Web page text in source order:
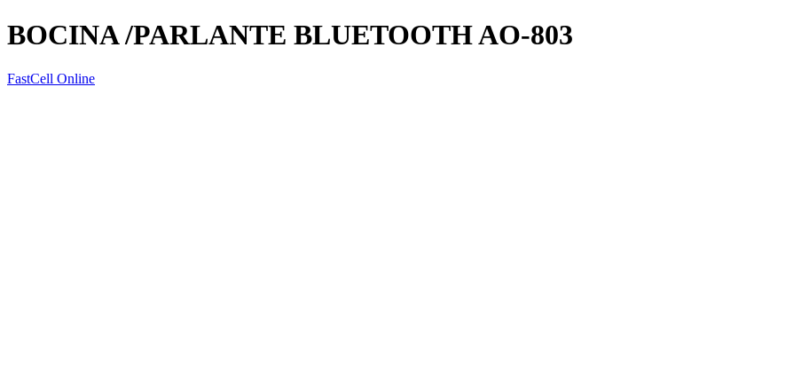
BOCINA /PARLANTE BLUETOOTH AO-803
FastCell Online